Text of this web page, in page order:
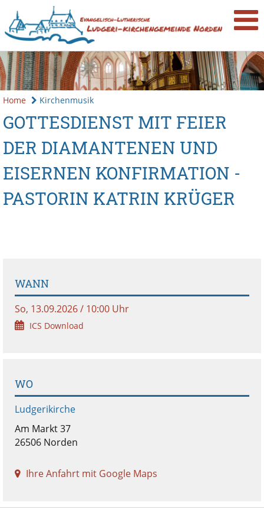
Home Kirchenmusik
GOTTESDIENST MIT FEIER
DER DIAMANTENEN UND
EISERNEN KONFIRMATION -
PASTORIN KATRIN KRÜGER
WANN
So, 13.09.2026 / 10:00 Uhr
ICS Download
WO
Ludgerikirche
Am Markt 37
26506 Norden
Ihre Anfahrt mit Google Maps